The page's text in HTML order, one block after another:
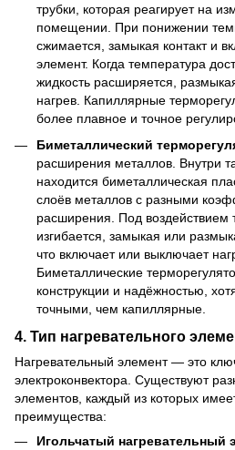
трубки, которая реагирует на
помещении. При понижении
сжимается, замыкая контакт и
элемент. Когда температура
жидкость расширяется,
нагрев. Капиллярные
более плавное и точное
Биметаллический
расширения металлов. Внутри
находится биметаллическая
слоёв металлов с разными
расширения. Под воздействием
изгибается, замыкая или
что включает или выключает
Биметаллические
конструкции и надёжностью,
точными, чем капиллярные.
4. Тип нагревательного
Нагревательный элемент — это
электроконвектора. Существуют
элементов, каждый из которых
преимущества:
Игольчатый нагревательный